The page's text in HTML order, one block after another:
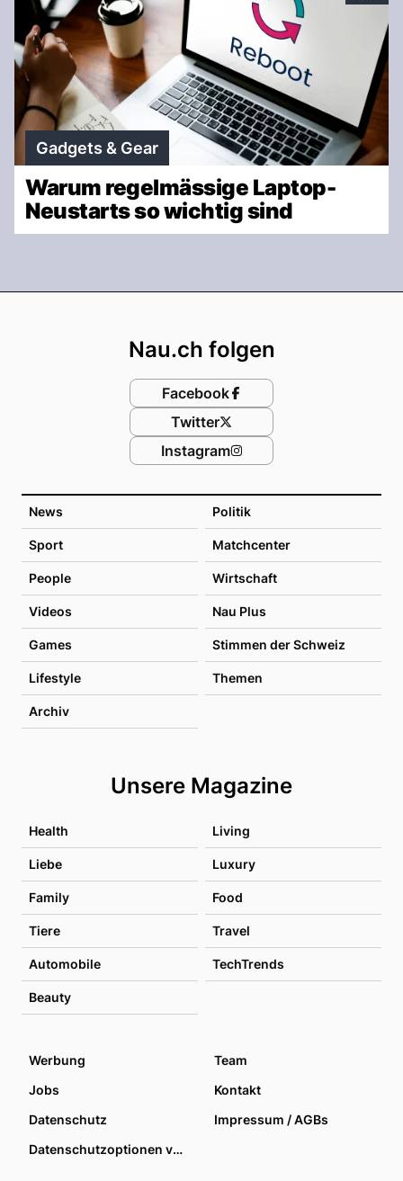
Gadgets & Gear
Warum regelmässige Laptop-
Neustarts so wichtig sind
News Politik
Sport Matchcenter
People Wirtschaft
Videos Nau Plus
Games Stimmen der Schweiz
Lifestyle Themen
Archiv
Unsere Magazine
Health Living
Liebe Luxury
Family Food
Tiere Travel
Automobile TechTrends
Beauty
Nau.ch folgen
Facebook
Twitter
Instagram
Werbung
Team
Jobs
Kontakt
Datenschutz
Impressum / AGBs
Datenschutzoptionen verwalten